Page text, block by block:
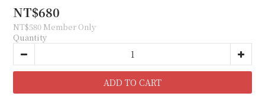
NT$680
NT$580 Member Only
Quantity
ADD TO CART